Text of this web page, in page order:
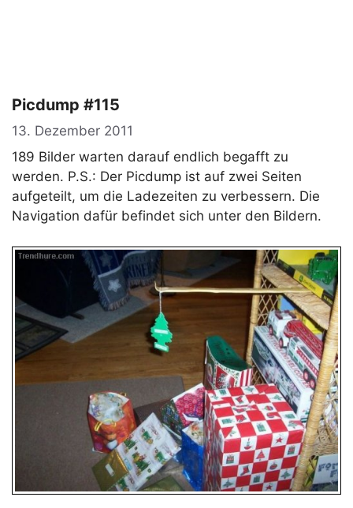
Picdump #115
13. Dezember 2011
189 Bilder warten darauf endlich begafft zu
werden. P.S.: Der Picdump ist auf zwei Seiten
aufgeteilt, um die Ladezeiten zu verbessern. Die
Navigation dafür befindet sich unter den Bildern.